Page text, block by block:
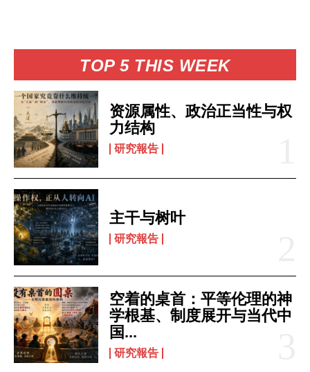
TOP 5 THIS WEEK
资源属性、政治正当性与权
力结构
研究報告
主干与树叶
研究報告
空着的桌首：平等伦理的神
学根基、制度展开与当代中
国...
研究報告